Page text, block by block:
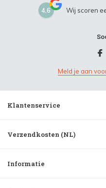
4,6 Wij scoren
Meld je aan
Klantenservice
Verzendkosten (NL)
Informatie